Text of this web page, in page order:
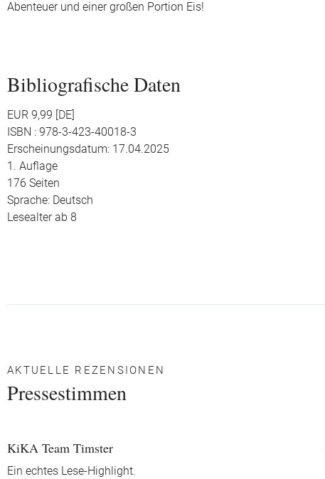
Abenteuer und einer großen Portion Eis!
Bibliografische Daten
EUR 9,99 [DE]
ISBN : 978-3-423-40018-3
Erscheinungsdatum: 17.04.2025
1. Auflage
176 Seiten
Sprache: Deutsch
Lesealter ab 8
AKTUELLE REZENSIONEN
Pressestimmen
KiKA Team Timster
Ein echtes Lese-Highlight.